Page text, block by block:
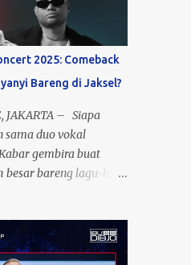
2025: Comeback
Bareng di Jaksel?
JAKARTA – Siapa
sama duo vokal
gembira buat
bareng lagu-lagu
ini nyata! Event yang
To Present” ini bakal